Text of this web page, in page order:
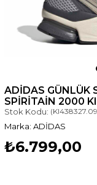
ADIDAS GÜNLÜK
SPIRITAIN 2000
Stok Kodu:
ADİDAS
₺6.799,00